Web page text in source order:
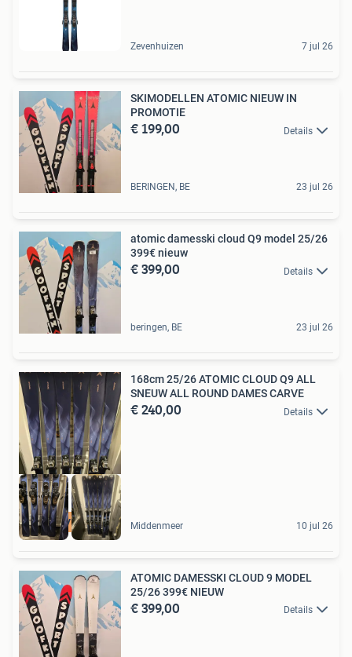
Zevenhuizen 7 jul 26
SKIMODELLEN ATOMIC NIEUW IN
PROMOTIE
€ 199,00 Details
BERINGEN, BE 23 jul 26
atomic damesski cloud Q9 model 25/26
399€ nieuw
€ 399,00 Details
beringen, BE 23 jul 26
5 STER VERKOPER
168cm 25/26 ATOMIC CLOUD Q9 ALL
SNEUW ALL ROUND DAMES CARVE
€ 240,00 Details
Middenmeer 10 jul 26
ATOMIC DAMESSKI CLOUD 9 MODEL
25/26 399€ NIEUW
€ 399,00 Details